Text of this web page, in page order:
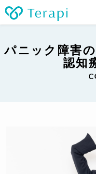
パニック障害
認知